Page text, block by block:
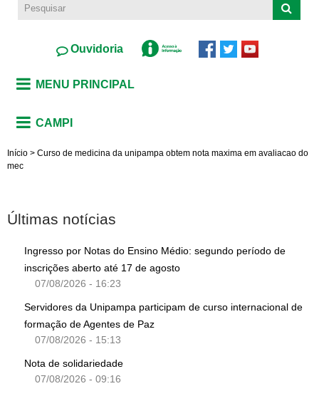
Ouvidoria
MENU PRINCIPAL
CAMPI
Início > Curso de medicina da unipampa obtem nota maxima em avaliacao do
mec
Últimas notícias
Ingresso por Notas do Ensino Médio: segundo período de
inscrições aberto até 17 de agosto
07/08/2026 - 16:23
Servidores da Unipampa participam de curso internacional de
formação de Agentes de Paz
07/08/2026 - 15:13
Nota de solidariedade
07/08/2026 - 09:16